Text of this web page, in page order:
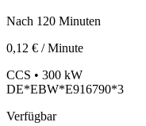
Nach 120 Minuten
0,12 € / Minute
CCS • 300 kW
DE*EBW*E916790*3
Verfügbar